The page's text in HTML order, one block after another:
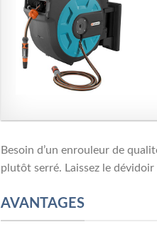
Besoin d’un enrouleur de
plutôt serré. Laissez le
AVANTAGES